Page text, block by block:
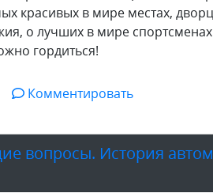
красивых в мире местах,
о лучших в мире
гордиться!
Комментировать
вопросы. История